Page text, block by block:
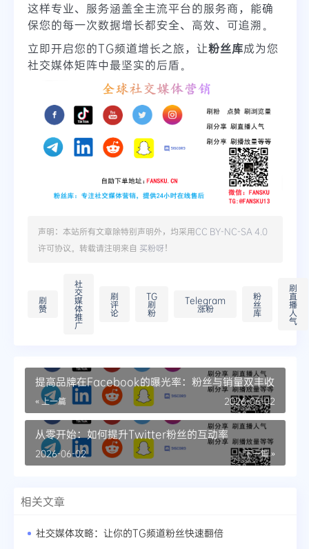
这样专业、服务涵盖全主流平台的服务商，能确
保您的每一次数据增长都安全、高效、可追溯。
立即开启您的TG频道增长之旅，让粉丝库成为您
社交媒体矩阵中最坚实的后盾。
声明：本站所有文章除特别声明外，均采用CC BY-NC-SA 4.0
许可协议。转载请注明来自 买粉呀！
刷
赞
社
交
媒
体
推
广
刷
评
论
TG
刷
粉
Telegram
涨粉
粉
丝
库
刷
直
播
人
气
提高品牌在Facebook的曝光率：粉丝与销量双丰收
« 上一篇 2026-06-02
从零开始：如何提升Twitter粉丝的互动率
下一篇 »
2026-06-02
相关文章
社交媒体攻略：让你的TG频道粉丝快速翻倍